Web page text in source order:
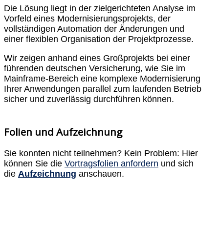
Die Lösung liegt in der zielgerichteten Analyse im
Vorfeld eines Modernisierungsprojekts, der
vollständigen Automation der Änderungen und
einer flexiblen Organisation der Projektprozesse.
Wir zeigen anhand eines Großprojekts bei einer
führenden deutschen Versicherung, wie Sie im
Mainframe-Bereich eine komplexe Modernisierung
Ihrer Anwendungen parallel zum laufenden Betrieb
sicher und zuverlässig durchführen können.
Folien und Aufzeichnung
Sie konnten nicht teilnehmen? Kein Problem: Hier
können Sie die Vortragsfolien anfordern und sich
die Aufzeichnung anschauen.